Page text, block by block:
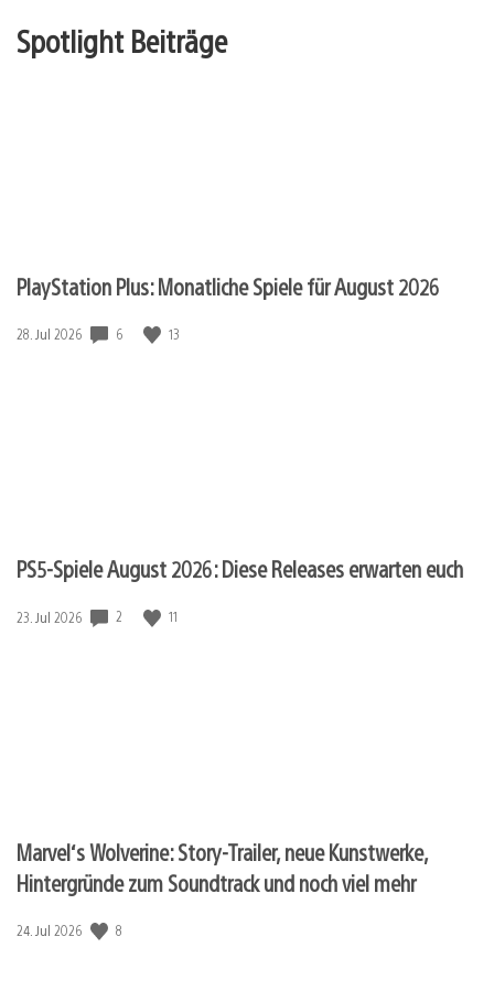
Spotlight Beiträge
PlayStation Plus: Monatliche Spiele für August 2026
Veröffentlichungsdatum:
28. Jul 2026 6 13
PS5-Spiele August 2026: Diese Releases erwarten euch
Veröffentlichungsdatum:
23. Jul 2026 2 11
Marvel‘s Wolverine: Story-Trailer, neue Kunstwerke,
Hintergründe zum Soundtrack und noch viel mehr
Veröffentlichungsdatum:
24. Jul 2026 8